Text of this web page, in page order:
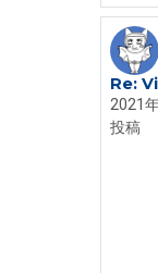
Re:
2021
投稿